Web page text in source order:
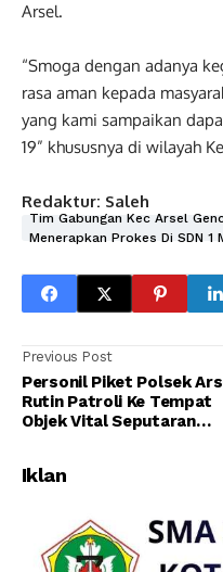
Arsel.
“Smoga dengan adanya
rasa aman kepada
yang kami sampaikan
19” khususnya di wilayah
Redaktur: Saleh
Tim Gabungan Kec Arsel
Menerapkan Prokes Di SDN
Previous Post
Personil Piket Polsek
Rutin Patroli Ke Tempat
Objek Vital Seputaran
Iklan